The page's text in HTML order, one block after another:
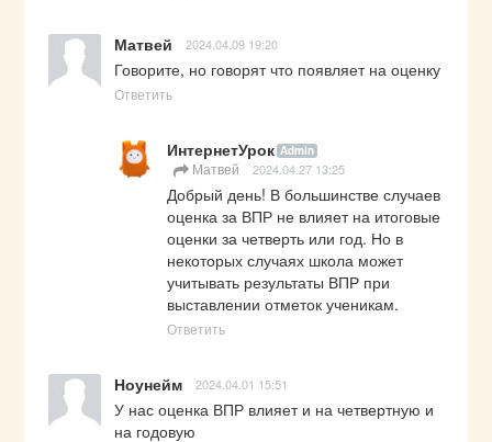
Матвей 2024.04.09 19:20
Говорите, но говорят что появляет на оценку
Ответить
ИнтернетУрок Admin
Матвей 2024.04.27 13:25
Добрый день! В большинстве случаев
оценка за ВПР не влияет на итоговые
оценки за четверть или год. Но в
некоторых случаях школа может
учитывать результаты ВПР при
выставлении отметок ученикам.
Ответить
Ноунейм 2024.04.01 15:51
У нас оценка ВПР влияет и на четвертную и
на годовую